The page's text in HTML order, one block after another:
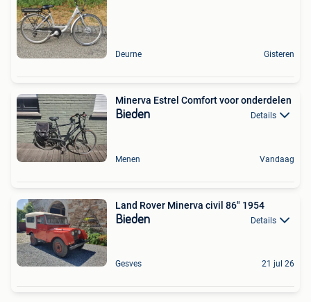
Deurne Gisteren
Minerva Estrel Comfort voor onderdelen
Bieden Details
Menen Vandaag
Land Rover Minerva civil 86" 1954
Bieden Details
Gesves 21 jul 26